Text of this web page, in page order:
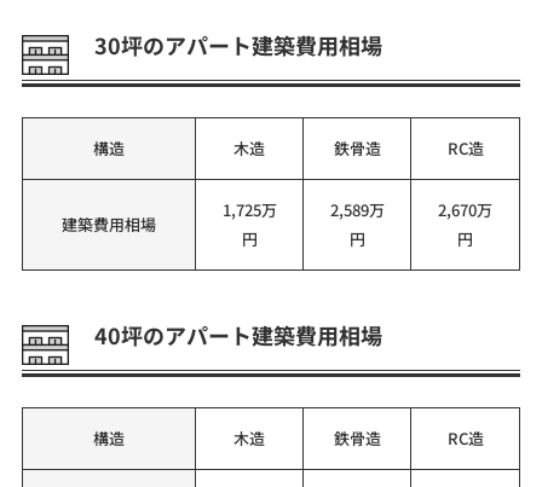
30坪のアパート建築費用相場
構造 木造 鉄骨造 RC造
建築費用相場
1,725万
円
2,589万
円
2,670万
円
40坪のアパート建築費用相場
構造 木造 鉄骨造 RC造